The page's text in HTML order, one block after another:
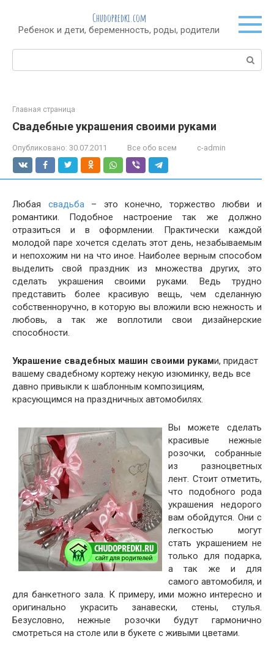
контенту
Chudopredki.com
Ребенок и дети, беременность, роды, родители
Поиск:
Главная страница
Свадебные украшения своими руками
Опубликовано: 30.07.2011 Все обо всем c-admin
Любая свадьба– это конечно, торжество любви и
романтики. Подобное настроение так же должно
отразиться и в оформлении. Практически каждой
молодой паре хочется сделать этот день, незабываемым
и непохожим ни на что иное. Наиболее верным способом
выделить свой праздник из множества других, это
сделать украшения своими руками. Ведь трудно
представить более красивую вещь, чем сделанную
собственноручно, в которую вы вложили всю нежность и
любовь, а так же воплотили свои дизайнерские
способности.
Украшение свадебных машин своими руками, придаст
вашему свадебному кортежу некую изюминку, ведь все
давно привыкли к шаблонным композициям,
красующимся на праздничных автомобилях.
Вы можете сделать
красивые нежные
розочки, собранные
из разноцветных
лент. Стоит отметить,
что подобного рода
украшения недорого
вам обойдутся. Они с
легкостью могут
стать украшением не
только для подарка,
а так же и для
самого автомобиля, и
для банкетного зала. К примеру, ими можно интересно и
оригинально украсить занавески, стены, стулья.
Безусловно, нежные розочки будут гармонично
смотреться на столе или в букете с живыми цветами.